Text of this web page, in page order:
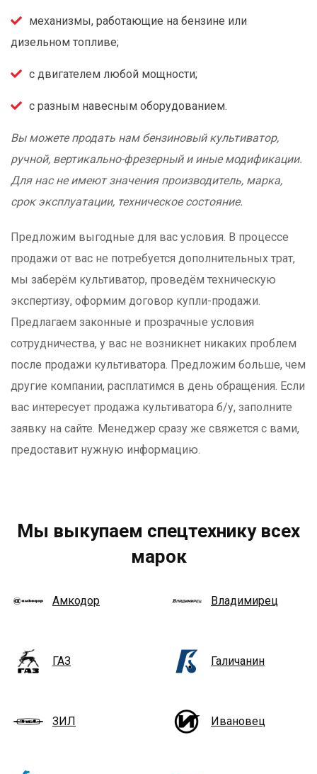
механизмы, работающие на бензине или
дизельном топливе;
с двигателем любой мощности;
с разным навесным оборудованием.
Вы можете продать нам бензиновый культиватор,
ручной, вертикально-фрезерный и иные модификации.
Для нас не имеют значения производитель, марка,
срок эксплуатации, техническое состояние.
Предложим выгодные для вас условия. В процессе
продажи от вас не потребуется дополнительных трат,
мы заберём культиватор, проведём техническую
экспертизу, оформим договор купли-продажи.
Предлагаем законные и прозрачные условия
сотрудничества, у вас не возникнет никаких проблем
после продажи культиватора. Предложим больше, чем
другие компании, расплатимся в день обращения. Если
вас интересует продажа культиватора б/у, заполните
заявку на сайте. Менеджер сразу же свяжется с вами,
предоставит нужную информацию.
Мы выкупаем спецтехнику всех
марок
Амкодор Владимирец
ГАЗ Галичанин
ЗИЛ Ивановец